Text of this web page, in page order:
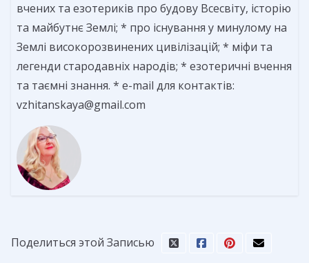
вчених та езотериків про будову Всесвіту, історію
та майбутнє Землі; * про існування у минулому на
Землі високорозвинених цивілізацій; * міфи та
легенди стародавніх народів; * езотеричні вчення
та таємні знання. * e-mail для контактів:
vzhitanskaya@gmail.com
Поделиться этой Записью